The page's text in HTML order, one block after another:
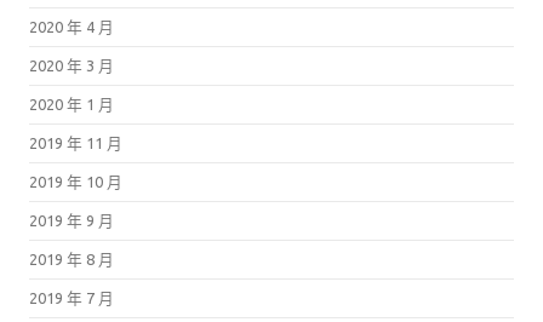
2020 年 4 月
2020 年 3 月
2020 年 1 月
2019 年 11 月
2019 年 10 月
2019 年 9 月
2019 年 8 月
2019 年 7 月